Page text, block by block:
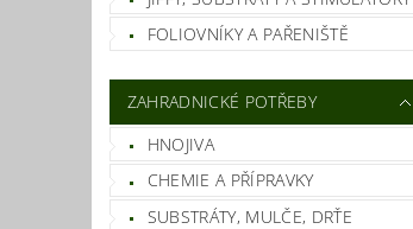
FOLIOVNÍKY A PAŘENIŠTĚ
ZAHRADNICKÉ POTŘEBY
HNOJIVA
CHEMIE A PŘÍPRAVKY
SUBSTRÁTY, MULČE, DRŤE